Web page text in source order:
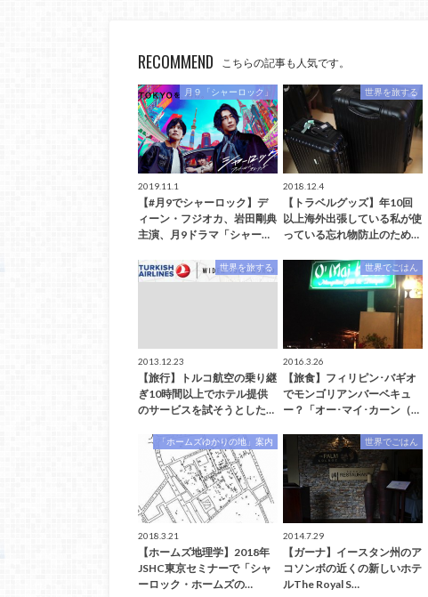
RECOMMEND こちらの記事も人気です。
月９「シャーロック」
2019.11.1
【#月9でシャーロック】デ
ィーン・フジオカ、岩田剛典
主演、月9ドラマ「シャー…
世界を旅する
2018.12.4
【トラベルグッズ】年10回
以上海外出張している私が使
っている忘れ物防止のため…
世界を旅する
2013.12.23
【旅行】トルコ航空の乗り継
ぎ10時間以上でホテル提供
のサービスを試そうとした…
世界でごはん
2016.3.26
【旅食】フィリピン･バギオ
でモンゴリアンバーベキュ
ー？「オー･マイ･カーン（…
「ホームズゆかりの地」案内
2018.3.21
【ホームズ地理学】2018年
JSHC東京セミナーで「シャ
ーロック・ホームズの…
世界でごはん
2014.7.29
【ガーナ】イースタン州のア
コソンボの近くの新しいホテ
ルThe Royal S…